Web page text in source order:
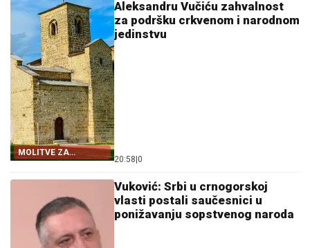
MOLITVE ZA
ZDRAVLJE I USPJEH
Aleksandru Vučiću zahvalnost
za podršku crkvenom i narodnom
jedinstvu
20:58 0
Vuković: Srbi u crnogorskoj
vlasti postali saučesnici u
ponižavanju sopstvenog naroda